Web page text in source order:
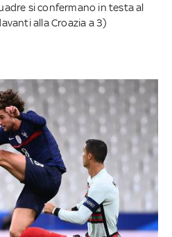
si confermano in testa al
alla Croazia a 3)